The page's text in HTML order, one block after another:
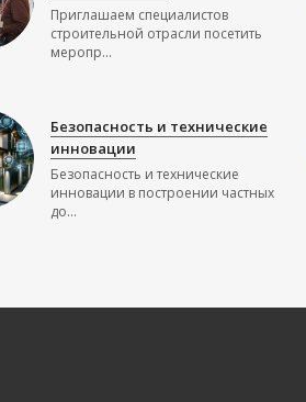
Приглашаем специалистов
строительной отрасли посетить
меропр...
Безопасность и технические
инновации
Безопасность и технические
инновации в построении частных
до...